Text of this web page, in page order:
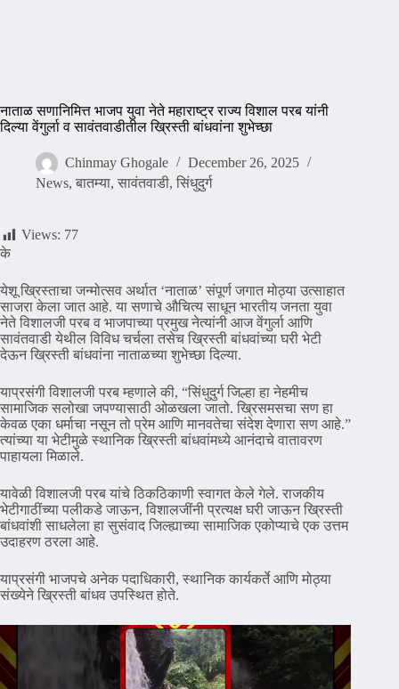
नाताळ सणानिमित्त भाजप युवा नेते महाराष्ट्र राज्य विशाल परब यांनी
दिल्या वेंगुर्ला व सावंतवाडीतील ख्रिस्ती बांधवांना शुभेच्छा
Chinmay Ghogale
December 26, 2025
News, बातम्या, सावंतवाडी, सिंधुदुर्ग
Views: 77
के
येशू ख्रिस्ताचा जन्मोत्सव अर्थात ‘नाताळ’ संपूर्ण जगात मोठ्या उत्साहात
साजरा केला जात आहे. या सणाचे औचित्य साधून भारतीय जनता युवा
नेते विशालजी परब व भाजपाच्या प्रमुख नेत्यांनी आज वेंगुर्ला आणि
सावंतवाडी येथील विविध चर्चला तसेच ख्रिस्ती बांधवांच्या घरी भेटी
देऊन ख्रिस्ती बांधवांना नाताळच्या शुभेच्छा दिल्या.
याप्रसंगी विशालजी परब म्हणाले की, “सिंधुदुर्ग जिल्हा हा नेहमीच
सामाजिक सलोखा जपण्यासाठी ओळखला जातो. ख्रिसमसचा सण हा
केवळ एका धर्माचा नसून तो प्रेम आणि मानवतेचा संदेश देणारा सण आहे.”
त्यांच्या या भेटीमुळे स्थानिक ख्रिस्ती बांधवांमध्ये आनंदाचे वातावरण
पाहायला मिळाले.
यावेळी विशालजी परब यांचे ठिकठिकाणी स्वागत केले गेले. राजकीय
भेटीगाठींच्या पलीकडे जाऊन, विशालजींनी प्रत्यक्ष घरी जाऊन ख्रिस्ती
बांधवांशी साधलेला हा सुसंवाद जिल्ह्याच्या सामाजिक एकोप्याचे एक उत्तम
उदाहरण ठरला आहे.
याप्रसंगी भाजपचे अनेक पदाधिकारी, स्थानिक कार्यकर्ते आणि मोठ्या
संख्येने ख्रिस्ती बांधव उपस्थित होते.